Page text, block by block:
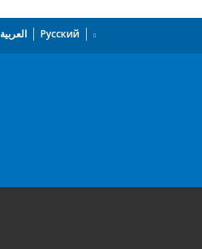
العربية Русский